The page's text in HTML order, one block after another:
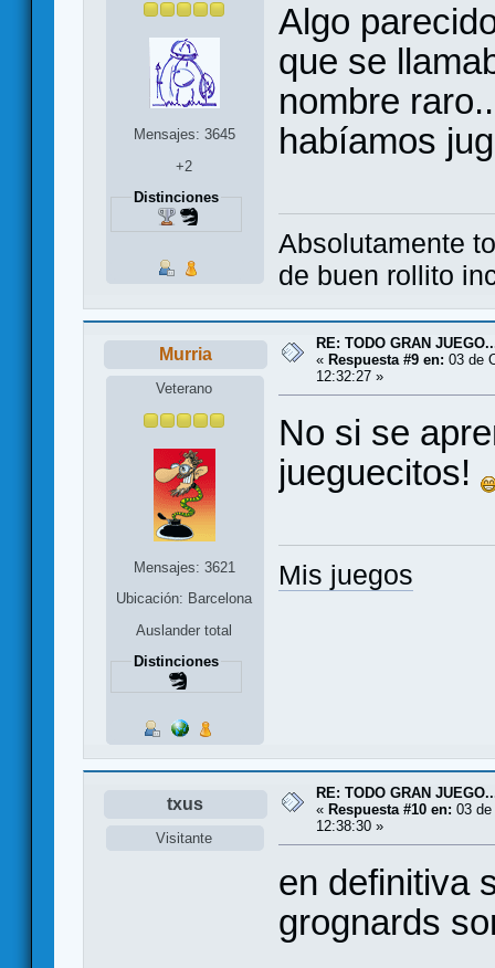
Mensajes: 3645
+2
Distinciones
Algo
que se
nombre
habíamos
Absolutamente
de buen rollito
Murria
Veterano
Mensajes: 3621
Ubicación: Barcelona
Auslander total
Distinciones
RE: TODO GRAN
« Respuesta #9 en: 03 de
12:32:27 »
No si se
jueguecitos!
Mis juegos
txus
Visitante
RE: TODO GRAN
« Respuesta #10 en: 03
12:38:30 »
en definitiva
grognards